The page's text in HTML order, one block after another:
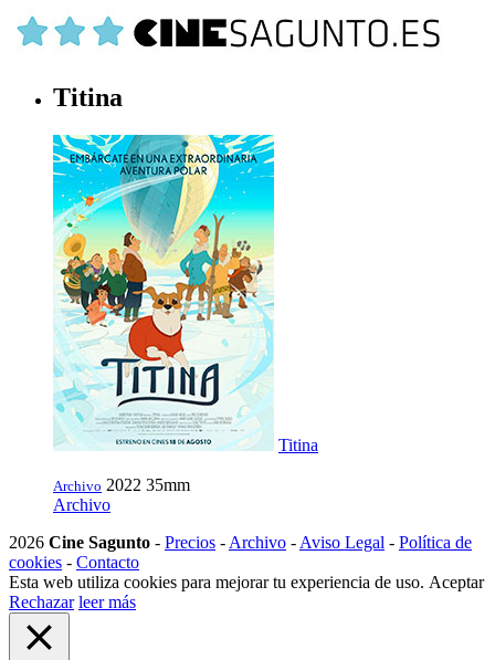
Titina
Titina
Archivo 2022 35mm
Archivo
2026 Cine Sagunto - Precios - Archivo - Aviso Legal - Política de
cookies - Contacto
Esta web utiliza cookies para mejorar tu experiencia de uso. Aceptar
Rechazar leer más